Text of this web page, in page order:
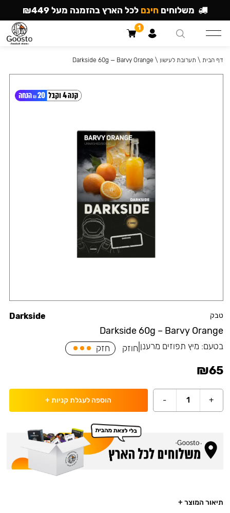
טבק
Darkside 60g – Barvy Orange
Darkside
בטעם: מיץ תפוזים מרענן חוזק חזק
₪65
+
1
- הוספה לעגלת קניות +
דף הבית \ תערובת לעישון \
Darkside 60g — Barvy Orange
תיאור המוצר +
משלוחים חינם לכל הארץ בהזמנה מעל ₪449
1